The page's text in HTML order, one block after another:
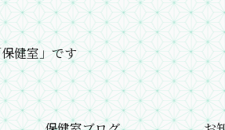
健室」です